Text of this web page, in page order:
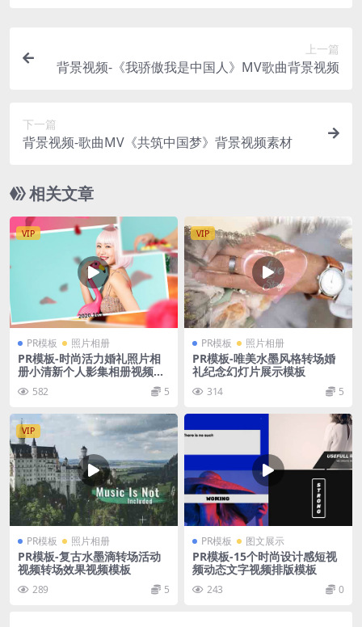
上一篇
背景视频-《我骄傲我是中国人》MV歌曲背景视频
下一篇
背景视频-歌曲MV《共筑中国梦》背景视频素材
相关文章
VIP
PR模板 照片相册
PR模板-时尚活力婚礼照片相
册小清新个人影集相册视频模
板 582 5
VIP
PR模板 照片相册
PR模板-唯美水墨风格转场婚
礼纪念幻灯片展示模板
314 5
VIP
PR模板 照片相册
PR模板-复古水墨滴转场活动
视频转场效果视频模板
289 5
PR模板 图文展示
PR模板-15个时尚设计感短视
频动态文字视频排版模板
243 0